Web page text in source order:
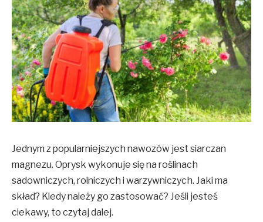
Jednym z popularniejszych nawozów jest siarczan
magnezu. Oprysk wykonuje się na roślinach
sadowniczych, rolniczych i warzywniczych. Jaki ma
skład? Kiedy należy go zastosować? Jeśli jesteś
ciekawy, to czytaj dalej.